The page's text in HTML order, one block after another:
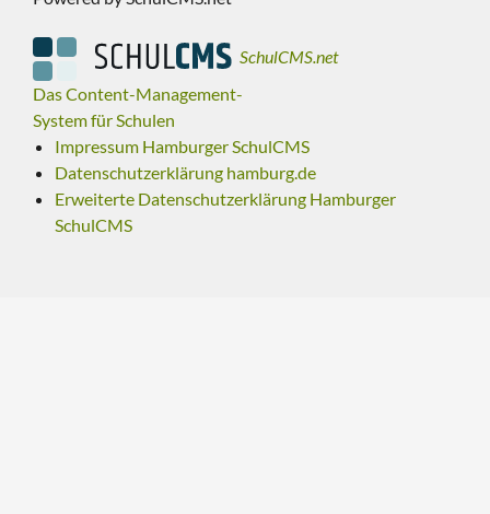
SchulCMS.net
Das Content-Management-
System für Schulen
Impressum Hamburger SchulCMS
Datenschutzerklärung hamburg.de
Erweiterte Datenschutzerklärung Hamburger
SchulCMS